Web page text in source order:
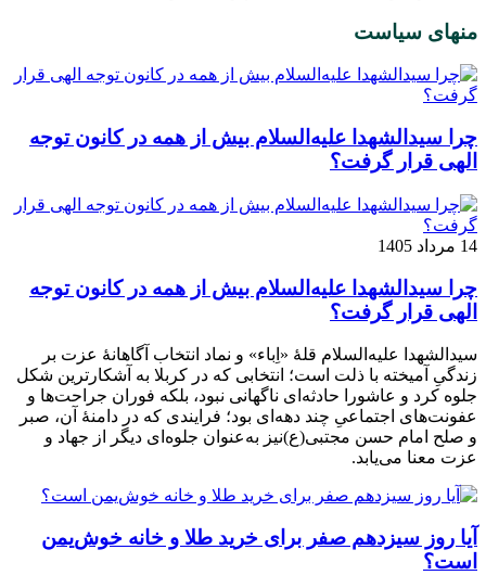
منهای سیاست
چرا سیدالشهدا علیه‌السلام بیش از همه در کانون توجه
الهی قرار گرفت؟
14 مرداد 1405
چرا سیدالشهدا علیه‌السلام بیش از همه در کانون توجه
الهی قرار گرفت؟
سیدالشهدا علیه‌السلام قلهٔ «اِباء» و نماد انتخاب آگاهانهٔ عزت بر
زندگیِ آمیخته با ذلت است؛ انتخابی که در کربلا به آشکارترین شکل
جلوه کرد و عاشورا حادثه‌ای ناگهانی نبود، بلکه فوران جراحت‌ها و
عفونت‌های اجتماعیِ چند دهه‌ای بود؛ فرایندی که در دامنهٔ آن، صبر
و صلح امام حسن مجتبی(ع)نیز به‌عنوان جلوه‌ای دیگر از جهاد و
عزت معنا می‌یابد.
آیا روز سیزدهم صفر برای خرید طلا و خانه خوش‌یمن
است؟